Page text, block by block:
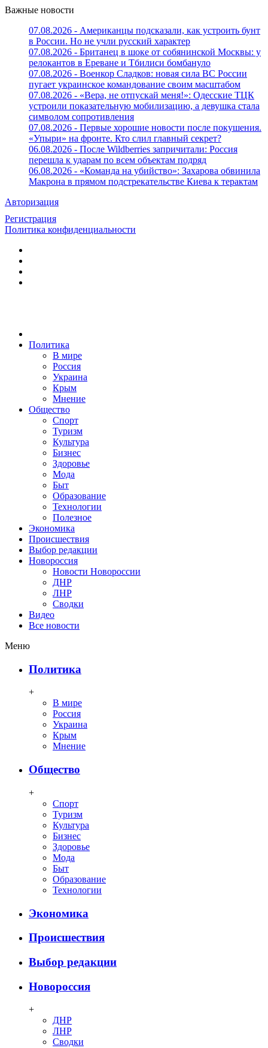
Важные новости
07.08.2026 - Американцы подсказали, как устроить бунт
в России. Но не учли русский характер
07.08.2026 - Британец в шоке от собянинской Москвы: у
релокантов в Ереване и Тбилиси бомбануло
07.08.2026 - Военкор Сладков: новая сила ВС России
пугает украинское командование своим масштабом
07.08.2026 - «Вера, не отпускай меня!»: Одесские ТЦК
устроили показательную мобилизацию, а девушка стала
символом сопротивления
07.08.2026 - Первые хорошие новости после покушения.
«Упыри» на фронте. Кто слил главный секрет?
06.08.2026 - После Wildberries запричитали: Россия
перешла к ударам по всем объектам подряд
06.08.2026 - «Команда на убийство»: Захарова обвинила
Макрона в прямом подстрекательстве Киева к терактам
Авторизация
Регистрация
Политика конфиденциальности
Политика
В мире
Россия
Украина
Крым
Мнение
Общество
Спорт
Туризм
Культура
Бизнес
Здоровье
Мода
Быт
Образование
Технологии
Полезное
Экономика
Происшествия
Выбор редакции
Новороссия
Новости Новороссии
ДНР
ЛНР
Сводки
Видео
Все новости
Меню
Политика
+
В мире
Россия
Украина
Крым
Мнение
Общество
+
Спорт
Туризм
Культура
Бизнес
Здоровье
Мода
Быт
Образование
Технологии
Экономика
Происшествия
Выбор редакции
Новороссия
+
ДНР
ЛНР
Сводки